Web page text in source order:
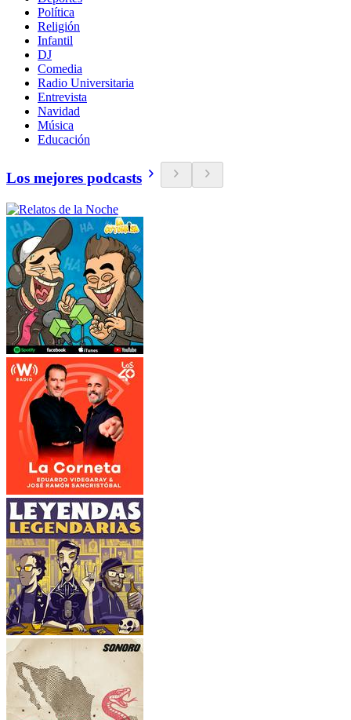
Política
Religión
Infantil
DJ
Comedia
Radio Universitaria
Entrevista
Navidad
Música
Educación
Los mejores podcasts